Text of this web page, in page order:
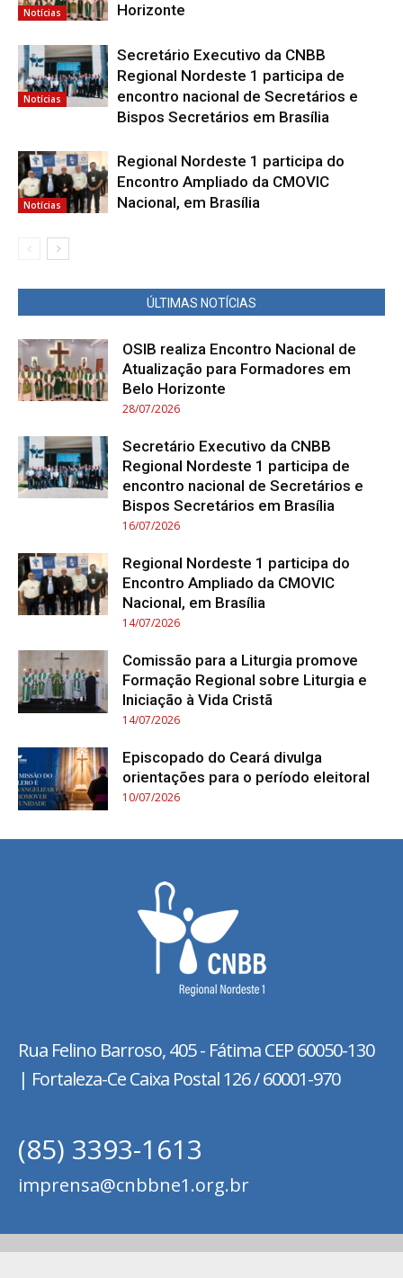
Notícias
Horizonte
Notícias
Secretário Executivo da CNBB
Regional Nordeste 1 participa de
encontro nacional de Secretários e
Bispos Secretários em Brasília
Notícias
Regional Nordeste 1 participa do
Encontro Ampliado da CMOVIC
Nacional, em Brasília
ÚLTIMAS NOTÍCIAS
OSIB realiza Encontro Nacional de
Atualização para Formadores em
Belo Horizonte
28/07/2026
Secretário Executivo da CNBB
Regional Nordeste 1 participa de
encontro nacional de Secretários e
Bispos Secretários em Brasília
16/07/2026
Regional Nordeste 1 participa do
Encontro Ampliado da CMOVIC
Nacional, em Brasília
14/07/2026
Comissão para a Liturgia promove
Formação Regional sobre Liturgia e
Iniciação à Vida Cristã
14/07/2026
Episcopado do Ceará divulga
orientações para o período eleitoral
10/07/2026
Rua Felino Barroso, 405 - FátimaCEP 60050-130
| Fortaleza-Ce Caixa Postal 126 / 60001-970
(85) 3393-1613
imprensa@cnbbne1.org.br